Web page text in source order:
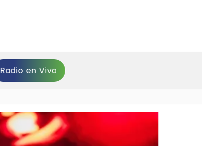
Radio en Vivo